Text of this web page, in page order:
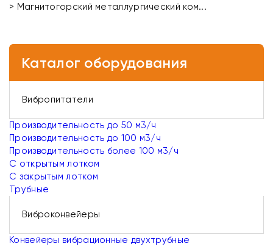
> Магнитогорский металлургический ком...
Каталог оборудования
Вибропитатели
Производительность до 50 м3/ч
Производительность до 100 м3/ч
Производительность более 100 м3/ч
С открытым лотком
С закрытым лотком
Трубные
Виброконвейеры
Конвейеры вибрационные двухтрубные